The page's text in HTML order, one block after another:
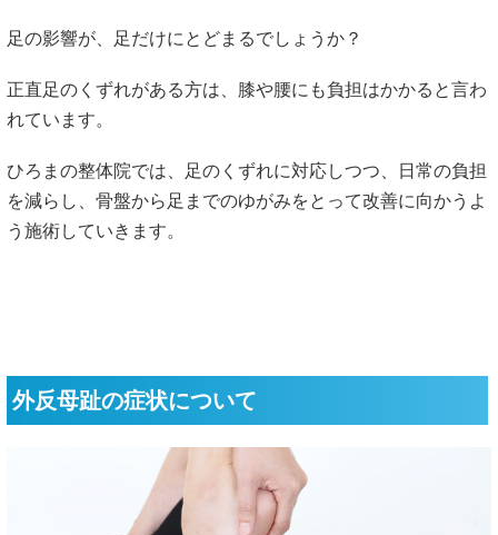
足の影響が、足だけにとどまるでしょうか？
正直足のくずれがある方は、膝や腰にも負担はかかると言わ
れています。
ひろまの整体院では、足のくずれに対応しつつ、日常の負担
を減らし、骨盤から足までのゆがみをとって改善に向かうよ
う施術していきます。
外反母趾の症状について